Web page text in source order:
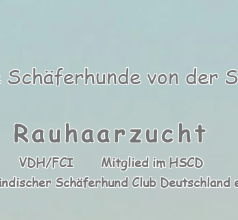
Schäferhunde von der
Rauhaarzucht
VDH/FCI Mitglied im HSCD
Schäferhund Club Deutschland